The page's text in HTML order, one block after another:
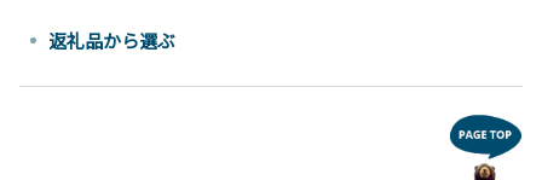
返礼品から選ぶ